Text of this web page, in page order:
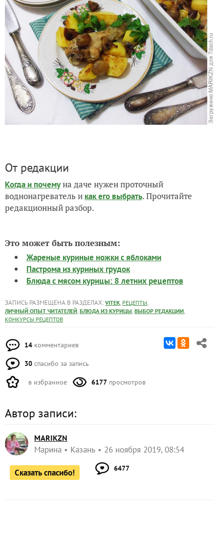
От редакции
Когда и почемуна даче нужен проточный
воднонагреватель и как его выбрать. Прочитайте
редакционный разбор.
Это может быть полезным:
Жареные куриные ножки с яблоками
Пастрома из куриных грудок
Блюда с мясом курицы: 8 летних рецептов
ЗАПИСЬ РАЗМЕЩЕНА В РАЗДЕЛАХ: VITEK, РЕЦЕПТЫ,
ЛИЧНЫЙ ОПЫТ ЧИТАТЕЛЕЙ, БЛЮДА ИЗ КУРИЦЫ, ВЫБОР РЕДАКЦИИ,
КОНКУРСЫ РЕЦЕПТОВ
14 комментариев
30 спасибо за запись
в избранное 6177 просмотров
Автор записи:
MARIKZN
Марина Казань 26 ноября 2019, 08:54
Сказать спасибо! 6477